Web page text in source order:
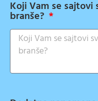
Koji Vam se sajtovi
branše?